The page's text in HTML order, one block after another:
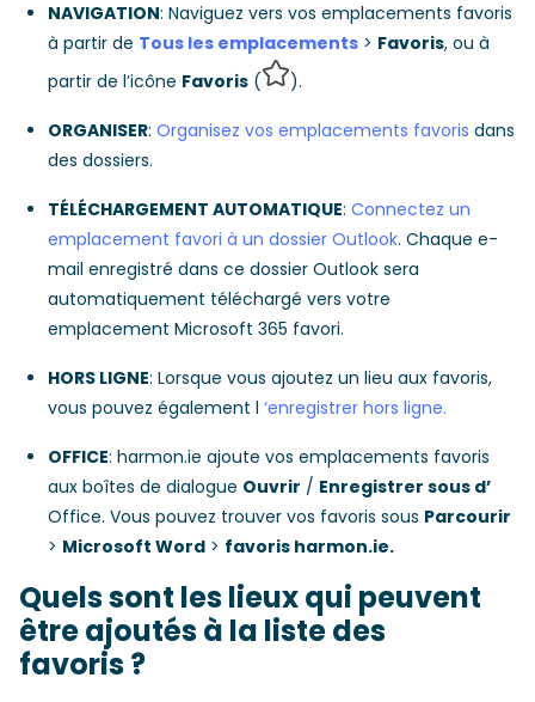
NAVIGATION: Naviguez vers vos emplacements favoris
à partir de Tous les emplacements > Favoris, ou à
partir de l’icône Favoris ( ).
ORGANISER: Organisez vos emplacements favoris dans
des dossiers.
TÉLÉCHARGEMENT AUTOMATIQUE: Connectez un
emplacement favori à un dossier Outlook. Chaque e-
mail enregistré dans ce dossier Outlook sera
automatiquement téléchargé vers votre
emplacement Microsoft 365 favori.
HORS LIGNE: Lorsque vous ajoutez un lieu aux favoris,
vous pouvez également l ‘enregistrer hors ligne.
OFFICE: harmon.ie ajoute vos emplacements favoris
aux boîtes de dialogue Ouvrir / Enregistrer sous d’
Office. Vous pouvez trouver vos favoris sous Parcourir
> Microsoft Word > favoris harmon.ie.
Quels sont les lieux qui peuvent
être ajoutés à la liste des
favoris ?